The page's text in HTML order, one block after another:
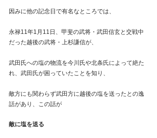
因みに他の記念日で有名なところでは、
永禄11年1月11日、甲斐の武将・武田信玄と交戦中
だった越後の武将・上杉謙信が、
武田氏への塩の物流を今川氏や北条氏によって絶た
れ、武田氏が困っていたことを知り、
敵方にも関わらず武田方に越後の塩を送ったとの逸
話があり、この話が
敵に塩を送る